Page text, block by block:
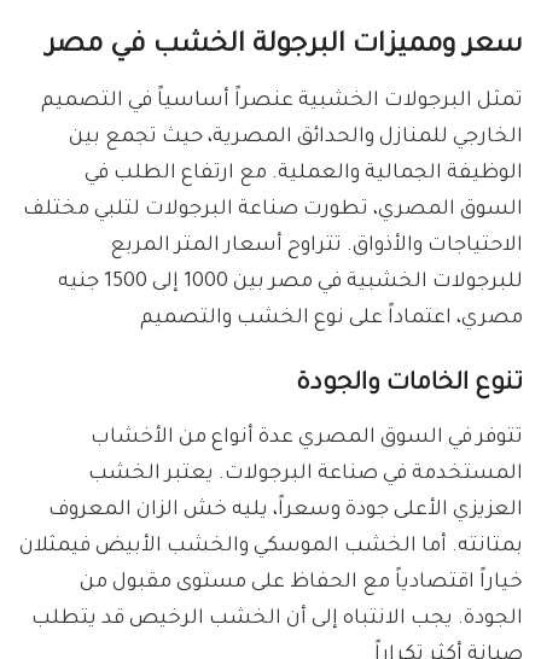
سعر ومميزات البرجولة الخشب في مصر
تمثل البرجولات الخشبية عنصراً أساسياً في التصميم
الخارجي للمنازل والحدائق المصرية، حيث تجمع بين
الوظيفة الجمالية والعملية. مع ارتفاع الطلب في
السوق المصري، تطورت صناعة البرجولات لتلبي مختلف
الاحتياجات والأذواق. تتراوح أسعار المتر المربع
للبرجولات الخشبية في مصر بين 1000 إلى 1500 جنيه
مصري، اعتماداً على نوع الخشب والتصميم
تنوع الخامات والجودة
تتوفر في السوق المصري عدة أنواع من الأخشاب
المستخدمة في صناعة البرجولات. يعتبر الخشب
العزيزي الأعلى جودة وسعراً، يليه خش الزان المعروف
بمتانته. أما الخشب الموسكي والخشب الأبيض فيمثلان
خياراً اقتصادياً مع الحفاظ على مستوى مقبول من
الجودة. يجب الانتباه إلى أن الخشب الرخيص قد يتطلب